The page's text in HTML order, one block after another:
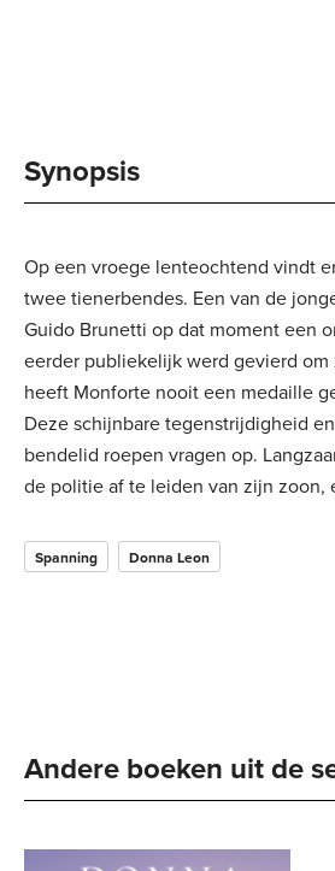
Synopsis
Op een vroege lenteochtend vindt
twee tienerbendes. Een van de
Guido Brunetti op dat moment een
eerder publiekelijk werd gevierd
heeft Monforte nooit een medaille
Deze schijnbare tegenstrijdigheid
bendelid roepen vragen op.
de politie af te leiden van zijn zoon,
Spanning Donna Leon
Andere boeken uit de